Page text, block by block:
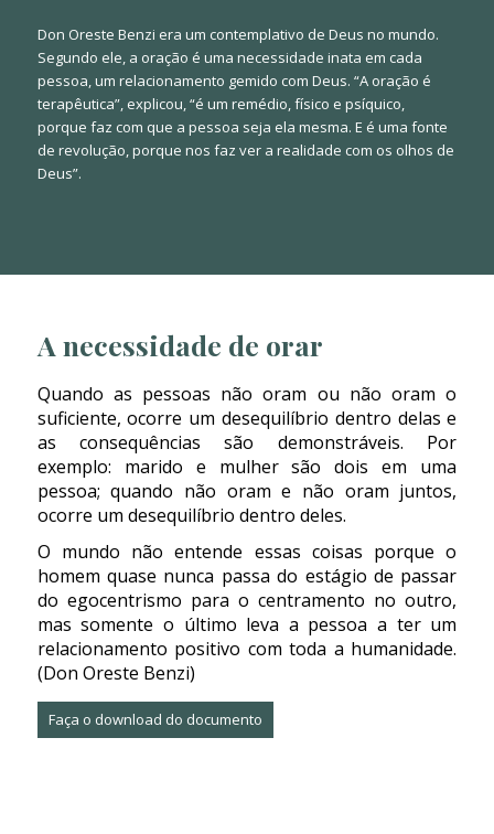
Don Oreste Benzi era um contemplativo de Deus no mundo.
Segundo ele, a oração é uma necessidade inata em cada
pessoa, um relacionamento gemido com Deus. “A oração é
terapêutica”, explicou, “é um remédio, físico e psíquico,
porque faz com que a pessoa seja ela mesma. E é uma fonte
de revolução, porque nos faz ver a realidade com os olhos de
Deus”.
A necessidade de orar
Quando as pessoas não oram ou não oram o
suficiente, ocorre um desequilíbrio dentro delas e
as consequências são demonstráveis. Por
exemplo: marido e mulher são dois em uma
pessoa; quando não oram e não oram juntos,
ocorre um desequilíbrio dentro deles.
O mundo não entende essas coisas porque o
homem quase nunca passa do estágio de passar
do egocentrismo para o centramento no outro,
mas somente o último leva a pessoa a ter um
relacionamento positivo com toda a humanidade.
(Don Oreste Benzi)
Faça o download do documento